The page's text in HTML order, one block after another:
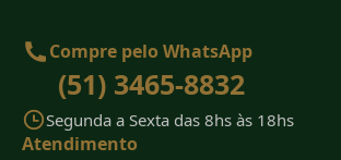
Compre pelo WhatsApp
(51) 3465-8832
Segunda a Sexta das 8hs às 18hs
Atendimento